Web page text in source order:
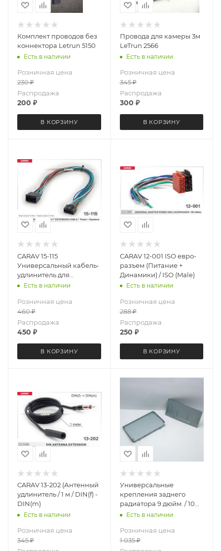
Комплект проводов без
коннектора Letrun 5150
Есть в наличии
Розничная цена
230₽
Распродажа
200 ₽
В КОРЗИНУ
Провода для камеры 3м
LeTrun 2566
Есть в наличии
Розничная цена
345₽
Распродажа
300 ₽
В КОРЗИНУ
CARAV 15-115
Универсальный кабель-
удлинитель для
подключения Android
pin(22x10mm) (f) -> 16-
pin(22x10mm) (m) / длина
40 cm
Есть в наличии
Розничная цена
460₽
Распродажа
450 ₽
В КОРЗИНУ
CARAV 12-001 ISO евро-
разъем (Питание +
Динамики) / ISO (Male)
Есть в наличии
Розничная цена
288₽
Распродажа
250 ₽
В КОРЗИНУ
CARAV 13-202 (Антенный
удлинитель / 1 м / DIN(f) -
DIN(m)
Есть в наличии
Розничная цена
345₽
Универсальные
крепления заднего
радиатора 9 дюйм. / 10
дюйм. магнитол для
LeTrun 4640 (аналог
CARAV 22-1300)
Есть в наличии
Розничная цена
1 035₽